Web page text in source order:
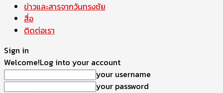
ข่าวและสารจากวันทรงชัย
สื่อ
ติดต่อเรา
Sign in
Welcome!Log into your account
your username
your password